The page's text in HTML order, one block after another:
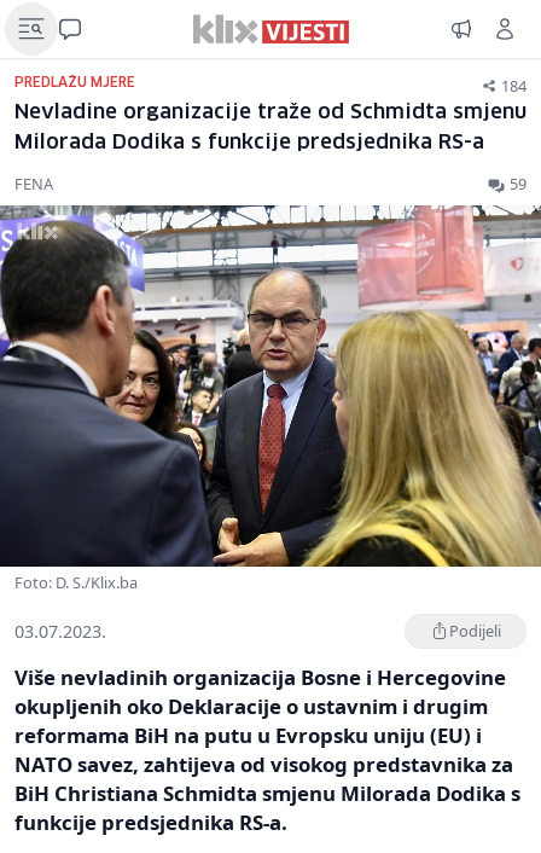
PREDLAŽU MJERE 184
Nevladine organizacije traže od Schmidta smjenu
Milorada Dodika s funkcije predsjednika RS-a
FENA 59
Foto: D. S./Klix.ba
03.07.2023. Podijeli
Više nevladinih organizacija Bosne i Hercegovine
okupljenih oko Deklaracije o ustavnim i drugim
reformama BiH na putu u Evropsku uniju (EU) i
NATO savez, zahtijeva od visokog predstavnika za
BiH Christiana Schmidta smjenu Milorada Dodika s
funkcije predsjednika RS-a.